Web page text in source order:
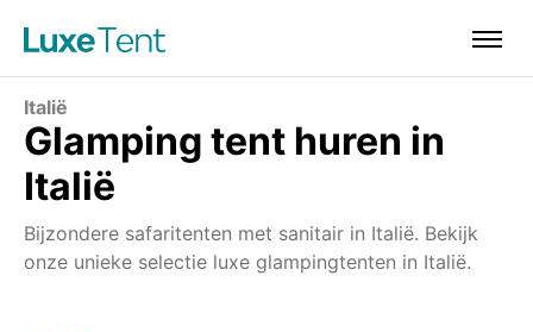
Italië
Glamping tent huren in
Italië
Bijzondere safaritenten met sanitair in Italië. Bekijk
onze unieke selectie luxe glampingtenten in Italië.